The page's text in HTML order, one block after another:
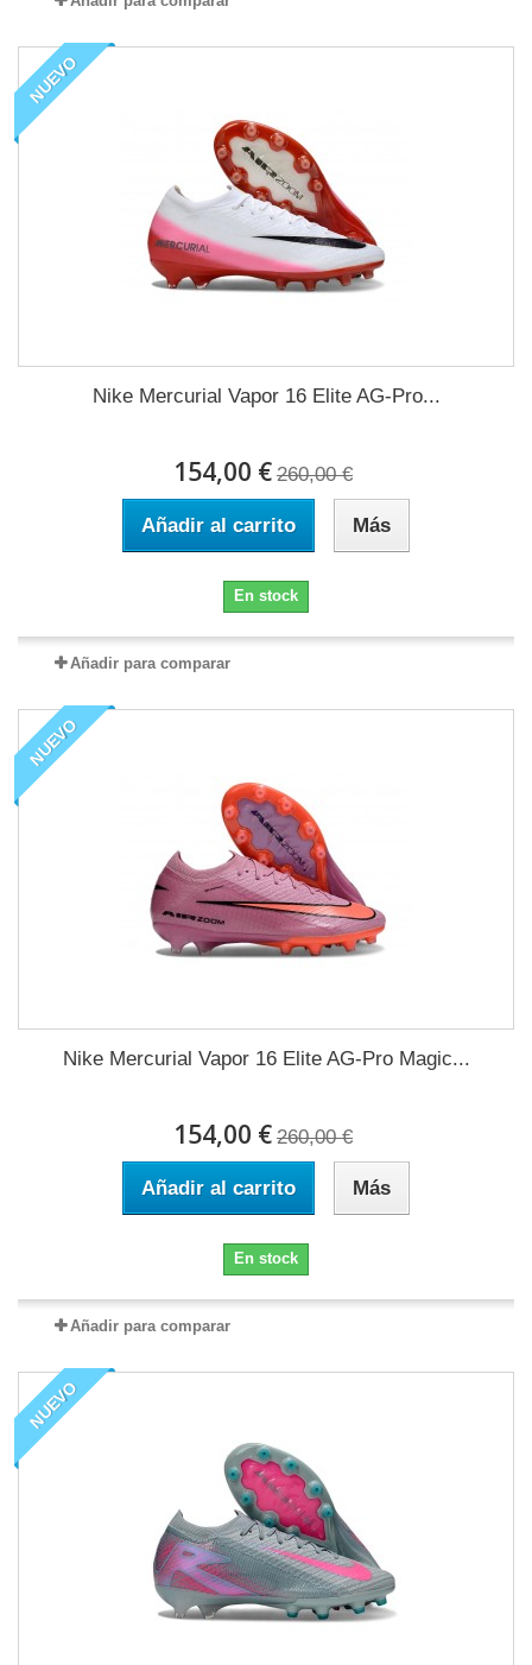
NUEVO
Nike Mercurial Vapor 16 Elite AG-Pro...
154,00 € 260,00 €
Añadir al carrito Más
En stock
Añadir para comparar
NUEVO
Nike Mercurial Vapor 16 Elite AG-Pro Magic...
154,00 € 260,00 €
Añadir al carrito Más
En stock
Añadir para comparar
NUEVO